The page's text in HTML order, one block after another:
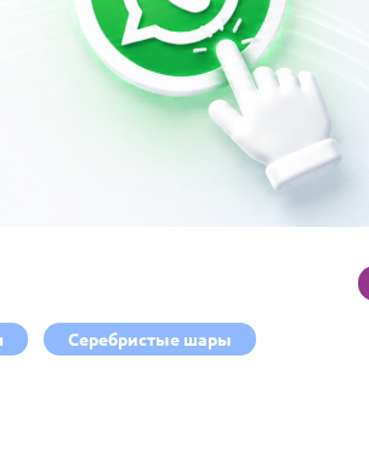
Серебристые шары